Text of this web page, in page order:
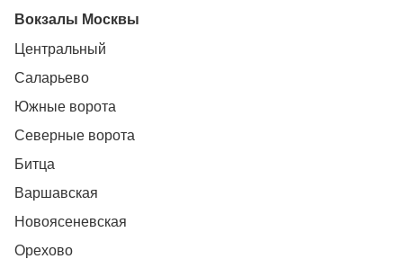
Вокзалы Москвы
Центральный
Саларьево
Южные ворота
Северные ворота
Битца
Варшавская
Новоясеневская
Орехово